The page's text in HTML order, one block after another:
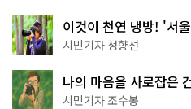
이것이 천연 냉방! '서
나볼까
시민기자 정향선
나의 마음을 사로잡은
상작 공개!
시민기자 조수봉